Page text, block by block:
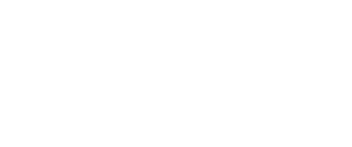
gran temporada. Son equipos
limpiado la negatividad y han
sufrido hace poco; la parte
buena. Tengo claro que el